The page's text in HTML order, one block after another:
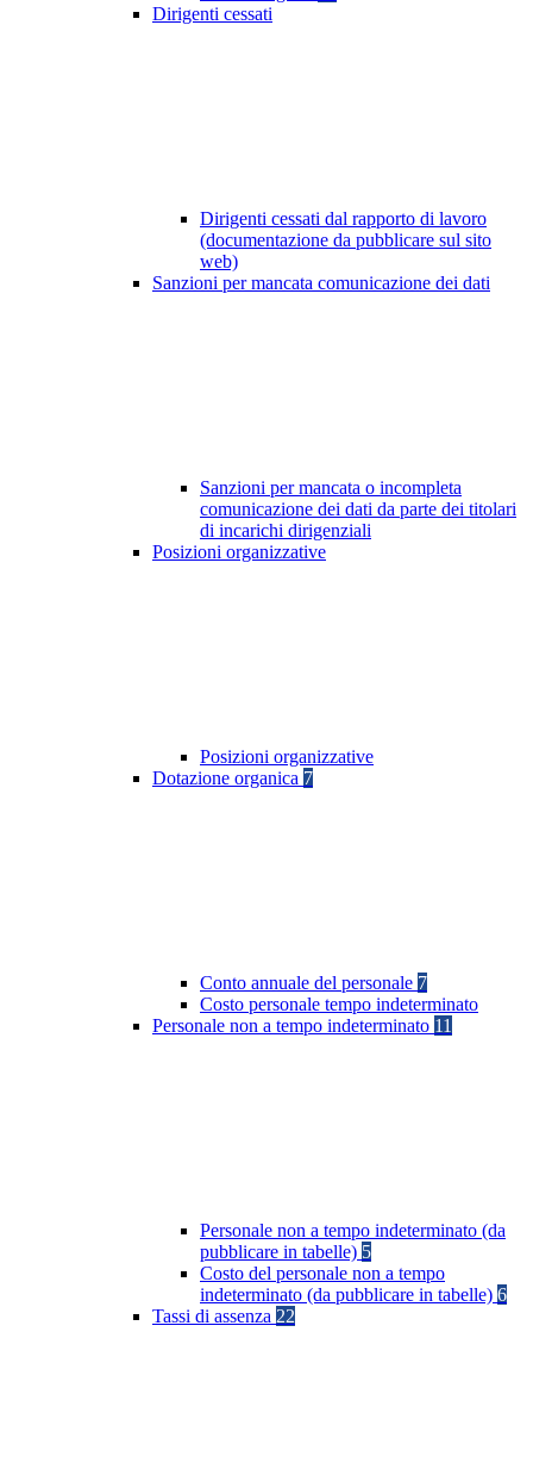
Dirigenti cessati
Dirigenti cessati dal rapporto di lavoro
(documentazione da pubblicare sul sito
web)
Sanzioni per mancata comunicazione dei dati
Sanzioni per mancata o incompleta
comunicazione dei dati da parte dei titolari
di incarichi dirigenziali
Posizioni organizzative
Posizioni organizzative
Dotazione organica 7
Conto annuale del personale 7
Costo personale tempo indeterminato
Personale non a tempo indeterminato 11
Personale non a tempo indeterminato (da
pubblicare in tabelle) 5
Costo del personale non a tempo
indeterminato (da pubblicare in tabelle) 6
Tassi di assenza 22